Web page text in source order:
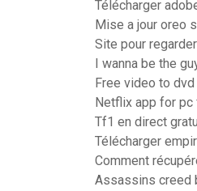
Télécharger
Mise a jour oreo
Site pour
I wanna be the
Free video to
Netflix app for pc
Tf1 en direct
Télécharger
Comment
Assassins creed